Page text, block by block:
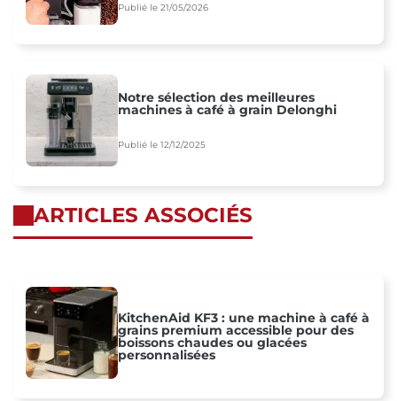
Publié le 21/05/2026
Notre sélection des meilleures
machines à café à grain Delonghi
Publié le 12/12/2025
ARTICLES ASSOCIÉS
KitchenAid KF3 : une machine à café à
grains premium accessible pour des
boissons chaudes ou glacées
personnalisées